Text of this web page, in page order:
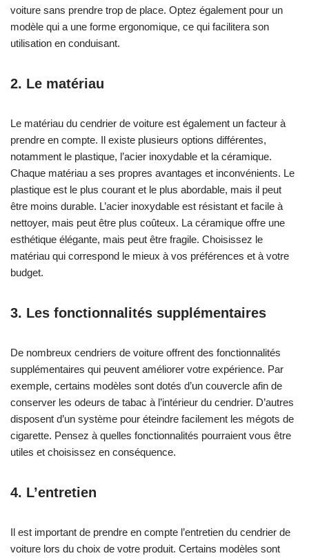
voiture sans prendre trop de place. Optez également pour un
modèle qui a une forme ergonomique, ce qui facilitera son
utilisation en conduisant.
2. Le matériau
Le matériau du cendrier de voiture est également un facteur à
prendre en compte. Il existe plusieurs options différentes,
notamment le plastique, l’acier inoxydable et la céramique.
Chaque matériau a ses propres avantages et inconvénients. Le
plastique est le plus courant et le plus abordable, mais il peut
être moins durable. L’acier inoxydable est résistant et facile à
nettoyer, mais peut être plus coûteux. La céramique offre une
esthétique élégante, mais peut être fragile. Choisissez le
matériau qui correspond le mieux à vos préférences et à votre
budget.
3. Les fonctionnalités supplémentaires
De nombreux cendriers de voiture offrent des fonctionnalités
supplémentaires qui peuvent améliorer votre expérience. Par
exemple, certains modèles sont dotés d’un couvercle afin de
conserver les odeurs de tabac à l’intérieur du cendrier. D’autres
disposent d’un système pour éteindre facilement les mégots de
cigarette. Pensez à quelles fonctionnalités pourraient vous être
utiles et choisissez en conséquence.
4. L’entretien
Il est important de prendre en compte l’entretien du cendrier de
voiture lors du choix de votre produit. Certains modèles sont